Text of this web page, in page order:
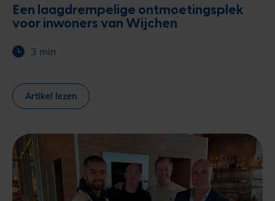
Een laagdrempelige ontmoetingsplek
voor inwoners van Wijchen
3 min
Artikel lezen